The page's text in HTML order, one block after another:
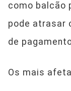
como balcão
pode atrasar
de
Os mais